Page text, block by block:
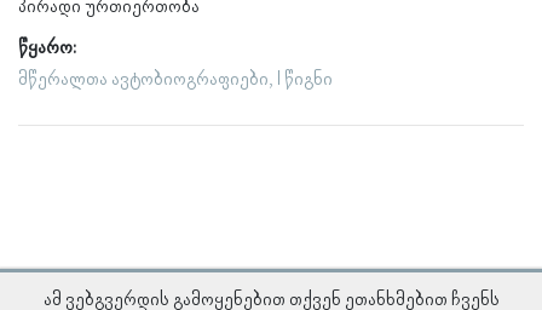
პირადი ურთიერთობა
წყარო:
მწერალთა ავტობიოგრაფიები, I წიგნი
ამ ვებგვერდის გამოყენებით თქვენ ეთანხმებით ჩვენს